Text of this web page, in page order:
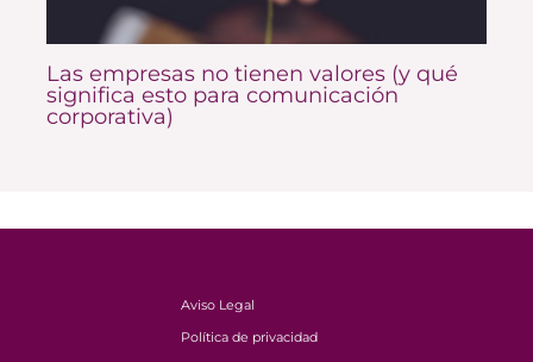
Las empresas no tienen valores (y qué
significa esto para comunicación
corporativa)
Aviso Legal
Política de privacidad